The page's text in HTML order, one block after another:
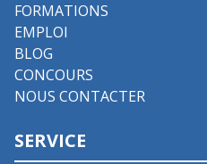
FORMATIONS
EMPLOI
BLOG
CONCOURS
NOUS CONTACTER
SERVICE